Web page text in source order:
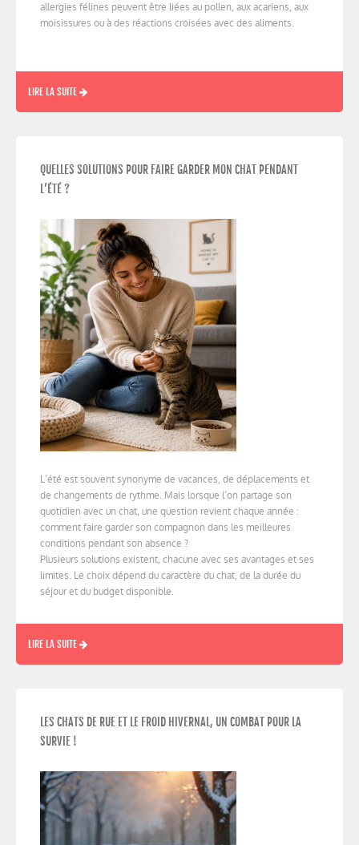
allergies félines peuvent être liées au pollen, aux acariens, aux
moisissures ou à des réactions croisées avec des aliments.
LIRE LA SUITE
QUELLES SOLUTIONS POUR FAIRE GARDER MON CHAT PENDANT
L’ÉTÉ ?
L’été est souvent synonyme de vacances, de déplacements et
de changements de rythme. Mais lorsque l’on partage son
quotidien avec un chat, une question revient chaque année :
comment faire garder son compagnon dans les meilleures
conditions pendant son absence ?
Plusieurs solutions existent, chacune avec ses avantages et ses
limites. Le choix dépend du caractère du chat, de la durée du
séjour et du budget disponible.
LIRE LA SUITE
LES CHATS DE RUE ET LE FROID HIVERNAL, UN COMBAT POUR LA
SURVIE !